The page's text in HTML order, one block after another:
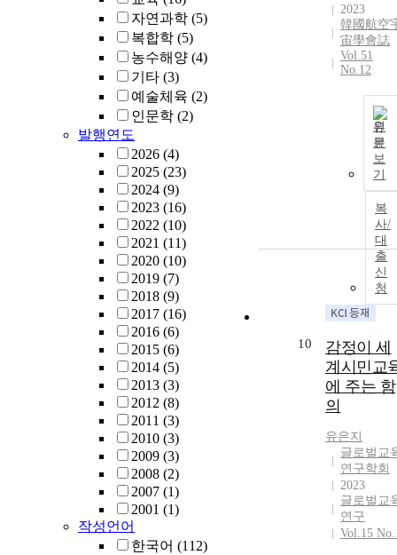
자연과학 (5)
복합학 (5)
농수해양 (4)
기타 (3)
예술체육 (2)
인문학 (2)
발행연도
2026 (4)
2025 (23)
2024 (9)
2023 (16)
2022 (10)
2021 (11)
2020 (10)
2019 (7)
2018 (9)
2017 (16)
2016 (6)
2015 (6)
2014 (5)
2013 (3)
2012 (8)
2011 (3)
2010 (3)
2009 (3)
2008 (2)
2007 (1)
2001 (1)
작성언어
한국어 (112)
2023
韓國航空
宙學會誌
Vol.51
No.12
원
문
보
기
복
사/
대
출
신
청
10
감정이 세
계시민교
에 주는 함
의
유은지
글로벌교
연구학회
2023
글로벌교
연구
Vol.15